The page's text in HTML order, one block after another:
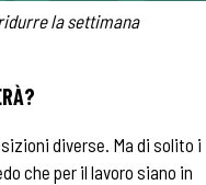
la settimana
diverse. Ma di solito i
che per il lavoro siano in